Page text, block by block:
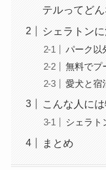
テルってど
シェラトン
パーク以
無料でプ
愛犬と宿
こんな人に
シェラト
まとめ